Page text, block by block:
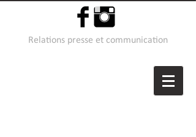
Relations presse et communication